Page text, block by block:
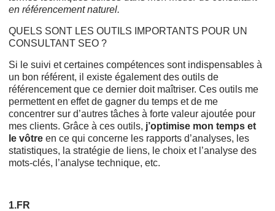
en référencement naturel.
QUELS SONT LES OUTILS IMPORTANTS POUR UN
CONSULTANT SEO ?
Si le suivi et certaines compétences sont indispensables à
un bon référent, il existe également des outils de
référencement que ce dernier doit maîtriser. Ces outils me
permettent en effet de gagner du temps et de me
concentrer sur d’autres tâches à forte valeur ajoutée pour
mes clients. Grâce à ces outils, j’optimise mon temps et
le vôtre en ce qui concerne les rapports d’analyses, les
statistiques, la stratégie de liens, le choix et l’analyse des
mots-clés, l’analyse technique, etc.
1.FR